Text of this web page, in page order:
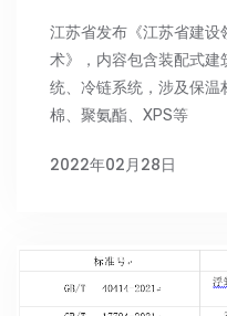
江苏省发布《江苏省建设
术》，内容包含装配式
统、冷链系统，涉及保
棉、聚氨酯、XPS等
2022年02月28日